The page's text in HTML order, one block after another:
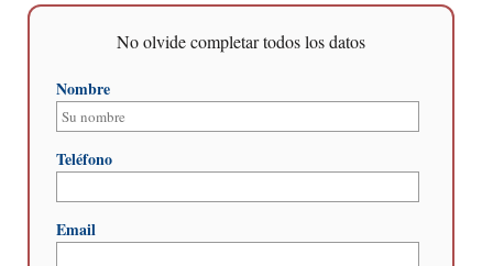
No olvide completar todos los datos
Nombre
Teléfono
Email